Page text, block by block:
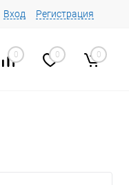
Вход Регистрация
0 0 0